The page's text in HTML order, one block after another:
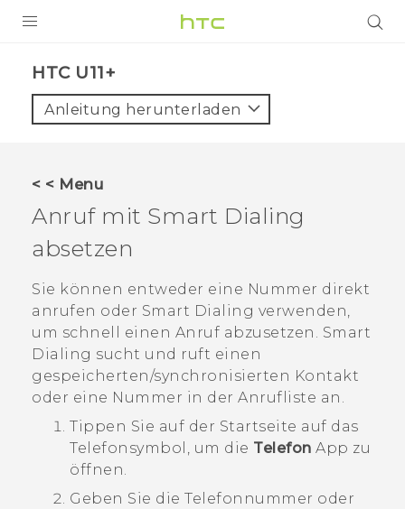
VIVE
VIVERSE
UNTERSTÜTZUNG
HTC-Geräte und Zubehör
Anmelden
HTC U11+‎
Anleitung herunterladen
< < Menu
Anruf mit Smart Dialing
absetzen
Sie können entweder eine Nummer direkt
anrufen oder Smart Dialing verwenden,
um schnell einen Anruf abzusetzen. Smart
Dialing sucht und ruft einen
gespeicherten/synchronisierten Kontakt
oder eine Nummer in der Anrufliste an.
Tippen Sie auf der Startseite auf das
Telefonsymbol, um die Telefon App zu
öffnen.
Geben Sie die Telefonnummer oder